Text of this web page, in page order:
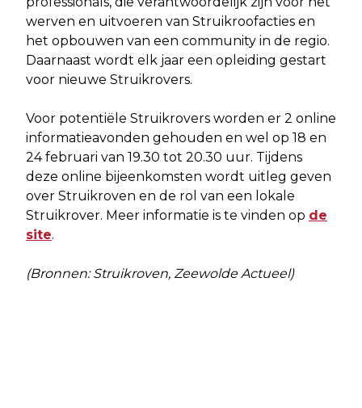
werven en uitvoeren van Struikroofacties en
het opbouwen van een community in de regio.
Daarnaast wordt elk jaar een opleiding gestart
voor nieuwe Struikrovers.
Voor potentiële Struikrovers worden er 2 online
informatieavonden gehouden en wel op 18 en
24 februari van 19.30 tot 20.30 uur. Tijdens
deze online bijeenkomsten wordt uitleg geven
over Struikroven en de rol van een lokale
Struikrover. Meer informatie is te vinden op de
site.
(Bronnen: Struikroven, Zeewolde Actueel)